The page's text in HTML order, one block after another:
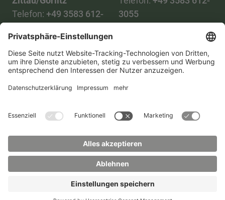
Telefon: +49 3583 612-
Mail:info(at)hszg.de
3055
Mail:
stud.info(at)hszg.de
TransparenzgesetzKontakt Lageplan